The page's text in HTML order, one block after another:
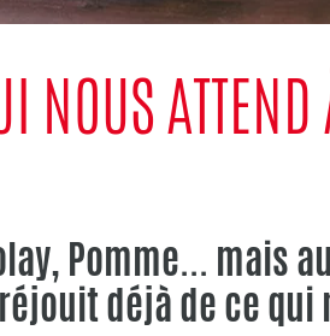
NOUS
Pomme... mais
déjà de ce qui